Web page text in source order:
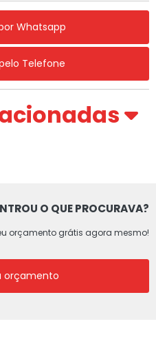
Whatsapp
Telefone
O QUE PROCURAVA?
orçamento grátis agora mesmo!
orçamento